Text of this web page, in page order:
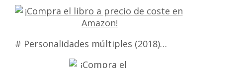
# Personalidades múltiples (2018)…